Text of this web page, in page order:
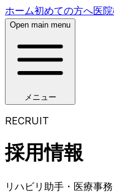
ホーム初めての方へ医
Open main menu
メニュー
RECRUIT
採用情報
リハビリ助手・医療事務